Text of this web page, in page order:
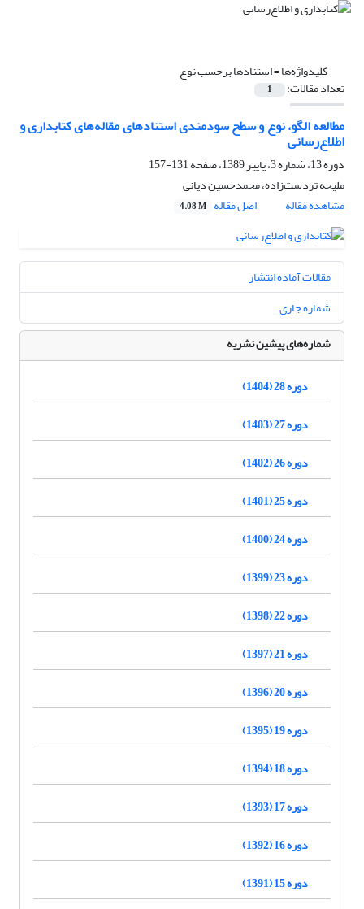
کلیدواژه‌ها =استنادها برحسب نوع
تعداد مقالات: 1
مطالعه الگو، نوع و سطح سودمندی استنادهای مقاله‌های کتابداری و
اطلاع‌رسانی
دوره 13، شماره 3، پاییز 1389، صفحه
131-157
ملیحه تردست‌زاده، محمدحسین دیانی
مشاهده مقاله
اصل مقاله 4.08 M
مقالات آماده انتشار
شماره جاری
شماره‌های پیشین نشریه
دوره 28 (1404)
دوره 27 (1403)
دوره 26 (1402)
دوره 25 (1401)
دوره 24 (1400)
دوره 23 (1399)
دوره 22 (1398)
دوره 21 (1397)
دوره 20 (1396)
دوره 19 (1395)
دوره 18 (1394)
دوره 17 (1393)
دوره 16 (1392)
دوره 15 (1391)